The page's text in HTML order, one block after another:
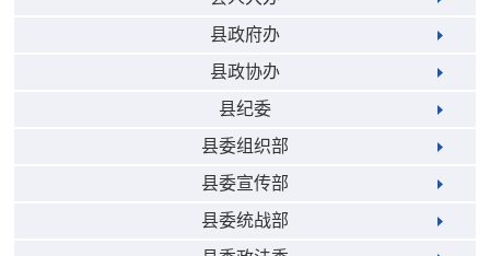
县政府办
县政协办
县纪委
县委组织部
县委宣传部
县委统战部